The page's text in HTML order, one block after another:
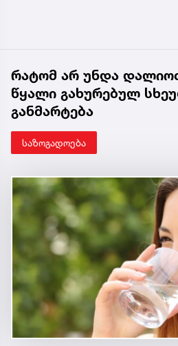
რატომ არ უნდა
წყალი გახურებულ
განმარტება
საზოგადოება